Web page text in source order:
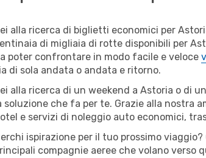
alla ricerca di biglietti economici per
di migliaia di rotte disponibili per
poter confrontare in modo facile e veloce
di sola andata o andata e ritorno.
alla ricerca di un weekend a Astoria o di
soluzione che fa per te. Grazie alla nostra
e servizi di noleggio auto economici,
ispirazione per il tuo prossimo
compagnie aeree che volano